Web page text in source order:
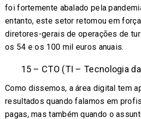
foi fortemente abalado pela
entanto, este setor retomou em
diretores-gerais de operações de
os 54 e os 100 mil euros anuais.
15 – CTO (TI – Tecnologia
Como dissemos, a área digital tem
resultados quando falamos em
pagas, mas também quando o